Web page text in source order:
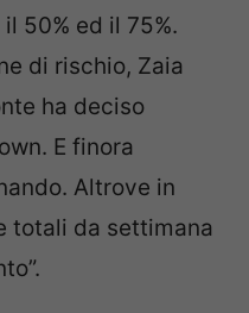
50% ed il 75%.
di rischio, Zaia
ha deciso
E finora
Altrove in
totali da settimana